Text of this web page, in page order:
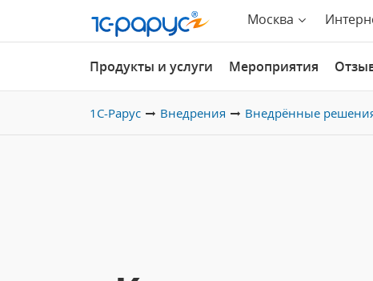
Москва
Продукты и услуги Мероприятия
1С-Рарус Внедрения Внедрённые